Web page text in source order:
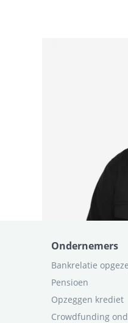
Ondernemers
Bankrelatie
Pensioen
Opzeggen krediet
Crowdfunding